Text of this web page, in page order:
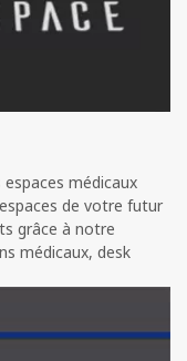
médicaux
de votre futur
grâce à notre
médicaux, desk